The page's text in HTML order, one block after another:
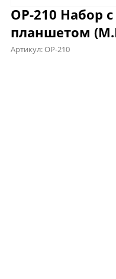
ОР-210 Набор
планшетом
Артикул:ОР-210